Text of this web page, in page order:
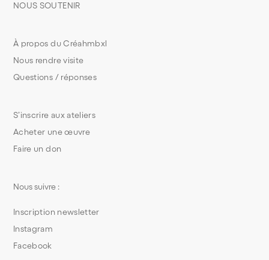
S’inscrire aux ateliers
Acheter une œuvre
Faire un don
À propos du Créahmbxl
Nous rendre visite
Questions / réponses
NOUS SOUTENIR
Nous suivre :
Inscription newsletter
Instagram
Facebook